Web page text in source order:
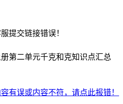
提交链接错误！
有误或内容不符，请点此报错！